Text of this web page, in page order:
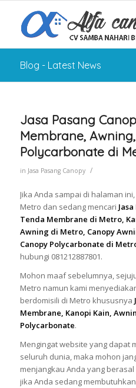
Blog - Latest News
Jasa Pasang
Membrane,
Polycarbonate di
in Jasa Pasang Canopy /
Jika Anda sampai di halaman
Metro dan sedang mencari
Tenda Membrane di Metro,
Awning di Metro, Canopy
Canopy Polycarbonate di
hubungi 081212887801.
Mohon maaf sebelumnya,
Metro namun kami
berdomisili di Metro khususnya
Membrane, Kanopi Kain,
Polycarbonate.
Mengingat website yang dapat
seluruh dunia, maka mohon
menjangkau Anda yang
jika Anda sedang